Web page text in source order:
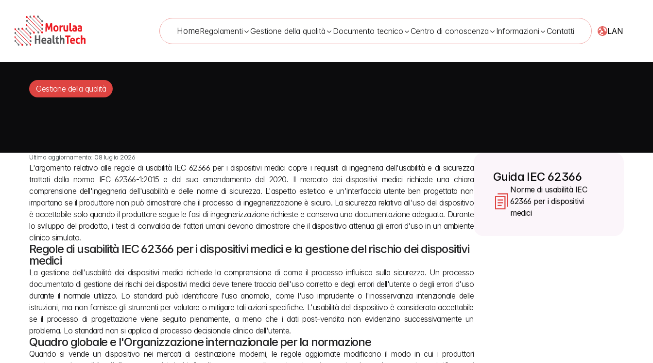
HomeRegolamenti Gestione della qualità Documento tecnico Centro di conoscenza Informazioni Contatti LAN
Gestione della qualità
Ultimo aggiornamento: 08 luglio 2026
L'argomento relativo alle regole di usabilità IEC 62366 per i dispositivi medici copre i requisiti di ingegneria dell'usabilità e di sicurezza
trattati dalla norma IEC 62366-1:2015 e dal suo emendamento del 2020. Il mercato dei dispositivi medici richiede una chiara
comprensione dell'ingegneria dell'usabilità e delle norme di sicurezza. L'aspetto estetico e un'interfaccia utente ben progettata non
importano se il produttore non può dimostrare che il processo di ingegnerizzazione è sicuro. La sicurezza relativa all'uso del dispositivo
è accettabile solo quando il produttore segue le fasi di ingegnerizzazione richieste e conserva una documentazione adeguata. Durante
lo sviluppo del prodotto, i test di convalida dei fattori umani devono dimostrare che il dispositivo attenua gli errori d'uso in un ambiente
clinico simulato.
Regole di usabilità IEC 62366 per i dispositivi medici e la gestione del rischio dei dispositivi
medici
La gestione dell'usabilità dei dispositivi medici richiede la comprensione di come il processo influisca sulla sicurezza. Un processo
documentato di gestione dei rischi dei dispositivi medici deve tenere traccia dell'uso corretto e degli errori dell'utente o degli errori d'uso
durante il normale utilizzo. Lo standard può identificare l'uso anomalo, come l'uso imprudente o l'inosservanza intenzionale delle
istruzioni, ma non fornisce gli strumenti per valutare o mitigare tali azioni specifiche. L'usabilità del dispositivo è considerata accettabile
se il processo di progettazione viene seguito pienamente, a meno che i dati post-vendita non evidenzino successivamente un
problema. Lo standard non si applica al processo decisionale clinico dell'utente.
Quadro globale e l'Organizzazione internazionale per la normazione
Quando si vende un dispositivo nei mercati di destinazione moderni, le regole aggiornate modificano il modo in cui i produttori
Guida IEC 62366
Norme di usabilità IEC
62366 per i dispositivi
medici